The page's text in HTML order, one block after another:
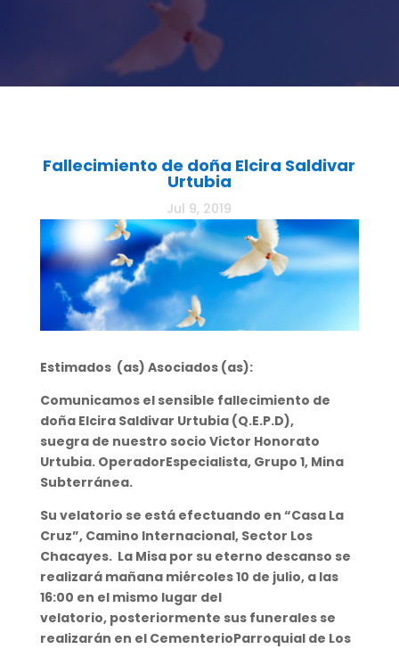
Fallecimiento de doña Elcira Saldivar
Urtubia
Jul 9, 2019
Estimados (as) Asociados (as):
Comunicamos el sensible fallecimiento de
doña Elcira Saldivar Urtubia(Q.E.P.D),
suegrade nuestro socio Victor Honorato
Urtubia. OperadorEspecialista, Grupo 1, Mina
Subterránea.
Su velatorio se está efectuando en “Casa La
Cruz”, Camino Internacional, Sector Los
Chacayes. La Misa por su eterno descanso se
realizará mañana miércoles 10 de julio, a las
16:00 en el mismo lugar del
velatorio, posteriormente sus funerales se
realizarán en el CementerioParroquial de Los